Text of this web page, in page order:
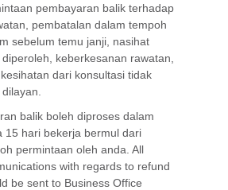
pembayaran balik terhadap
pembatalan dalam tempoh
sebelum temu janji, nasihat
keberkesanan rawatan,
dari konsultasi tidak
balik boleh diproses dalam
15 hari bekerja bermul dari
permintaan oleh anda. All
with regards to refund
be sent to Business Office